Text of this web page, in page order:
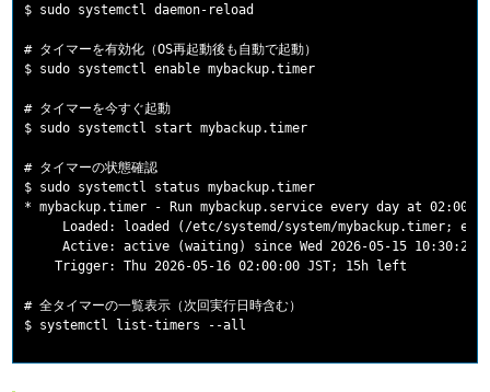
$ sudo systemctl daemon-reload
# タイマーを有効化（OS再起動後も自動で起動）
$ sudo systemctl enable mybackup.timer
# タイマーを今すぐ起動
$ sudo systemctl start mybackup.timer
# タイマーの状態確認
$ sudo systemctl status mybackup.timer
* mybackup.timer - Run mybackup.service every day at 02:00
Loaded: loaded (/etc/systemd/system/mybackup.timer;
Active: active (waiting) since Wed 2026-05-15 10:30:22
    Trigger: Thu 2026-05-16 02:00:00 JST; 15h left
# 全タイマーの一覧表示（次回実行日時含む）